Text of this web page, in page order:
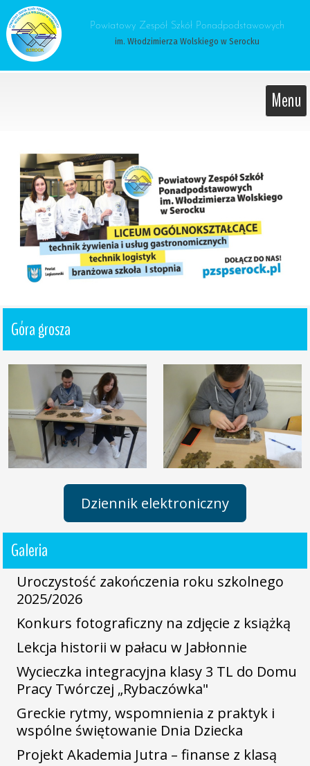
Powiatowy Zespół Szkół Ponadpodstawowych
im. Włodzimierza Wolskiego w Serocku
Menu
Góra grosza
Dziennik elektroniczny
Galeria
Uroczystość zakończenia roku szkolnego
2025/2026
Konkurs fotograficzny na zdjęcie z książką
Lekcja historii w pałacu w Jabłonnie
Wycieczka integracyjna klasy 3 TL do Domu
Pracy Twórczej „Rybaczówka"
Greckie rytmy, wspomnienia z praktyk i
wspólne świętowanie Dnia Dziecka
Projekt Akademia Jutra – finanse z klasą